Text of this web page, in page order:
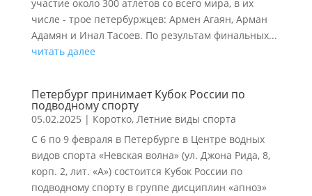
участие около 300 атлетов со всего мира, в их
числе - трое петербуржцев: Армен Агаян, Арман
Адамян и Инал Тасоев. По результам финальных...
читать далее
Петербург принимает Кубок России по
подводному спорту
05.02.2025 | Коротко, Летние виды спорта
С 6 по 9 февраля в Петербурге в Центре водных
видов спорта «Невская волна» (ул. Джона Рида, 8,
корп. 2, лит. «А») состоится Кубок России по
подводному спорту в группе дисциплин «апноэ»